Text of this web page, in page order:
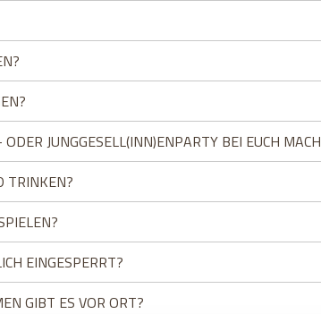
JUNGGESELL(INN)ENPARTY BEI EUCH
TRINKEN?
EINGESPERRT?
GIBT ES VOR ORT?